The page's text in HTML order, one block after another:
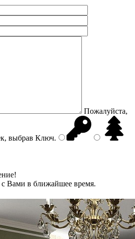
Пожалуйста,
выбрав Ключ.
Вами в ближайшее время.